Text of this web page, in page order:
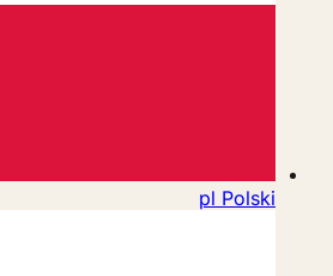
pl Polski